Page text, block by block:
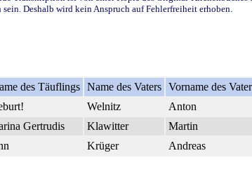
Deshalb wird kein Anspruch auf Fehlerfreiheit erhoben.
des Täuflings Name des Vaters Vorname des
Welnitz Anton
Gertrudis Klawitter Martin
Krüger Andreas